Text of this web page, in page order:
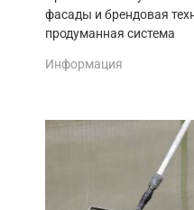
фасады и брендовая
продуманная система
Информация